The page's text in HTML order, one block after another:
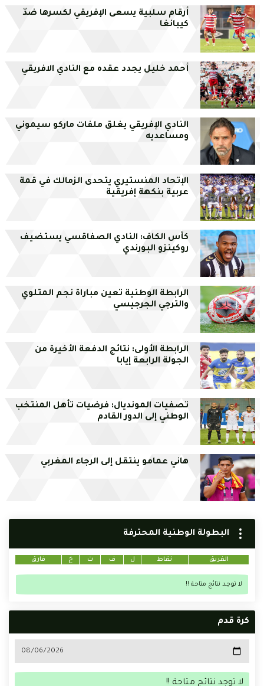
أرقام سلبية يسعى الإفريقي لكسرها ضدّ
كيبانغا
أحمد خليل يجدد عقده مع النادي الافريقي
النادي الإفريقي يغلق ملفات ماركو سيموني
ومساعديه
الإتحاد المنستيري يتحدى الزمالك في قمة
عربية بنكهة إفريقية
كأس الكاف: النادي الصفاقسي يستضيف
روكينزو البورندي
الرابطة الوطنية تعين مباراة نجم المتلوي
والترجي الجرجيسي
الرابطة الأولى: نتائج الدفعة الأخيرة من
الجولة الرابعة إيابا
تصفيات المونديال: فرضيات تأهل المنتخب
الوطني إلى الدور القادم
هاني عمامو ينتقل إلى الرجاء المغربي
البطولة الوطنية المحترفة
الفريق نقاط ل ف ت خ فارق
لا توجد نتائج متاحة !!
كرة قدم
لا توجد نتائج متاحة !!